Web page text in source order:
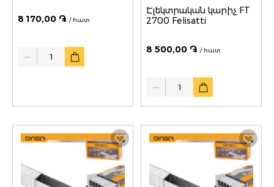
8 170,00 ֏ / հատ
Էլեկտրական կարիչ FT
2700 Felisatti
8 500,00 ֏ / հատ
Quantity